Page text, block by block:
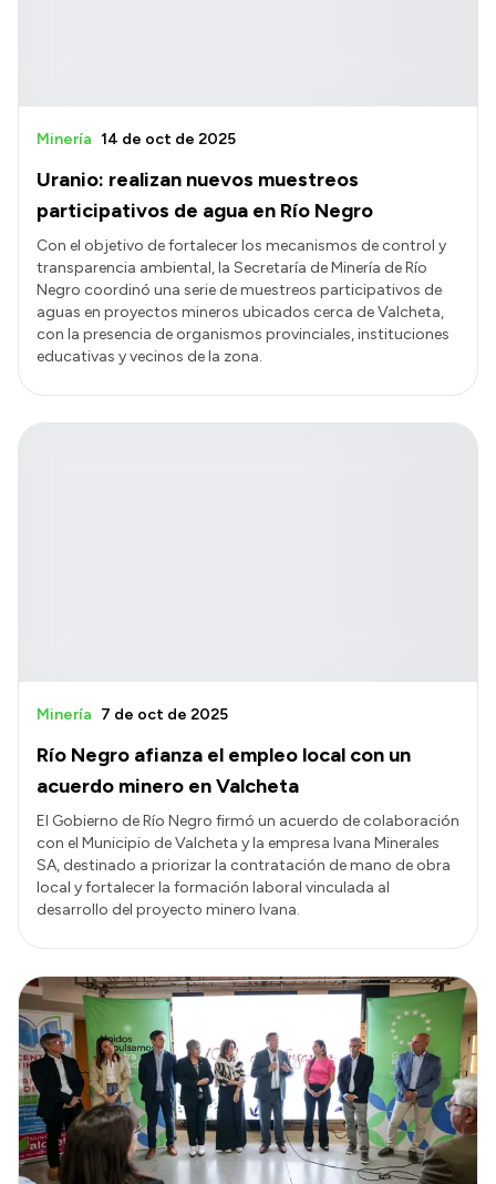
Uranio: realizan nuevos muestreos
participativos de agua en Río Negro
Minería 14 de oct de 2025
Con el objetivo de fortalecer los mecanismos de control y
transparencia ambiental, la Secretaría de Minería de Río
Negro coordinó una serie de muestreos participativos de
aguas en proyectos mineros ubicados cerca de Valcheta,
con la presencia de organismos provinciales, instituciones
educativas y vecinos de la zona.
Río Negro afianza el empleo local con un
acuerdo minero en Valcheta
Minería 7 de oct de 2025
El Gobierno de Río Negro firmó un acuerdo de colaboración
con el Municipio de Valcheta y la empresa Ivana Minerales
SA, destinado a priorizar la contratación de mano de obra
local y fortalecer la formación laboral vinculada al
desarrollo del proyecto minero Ivana.